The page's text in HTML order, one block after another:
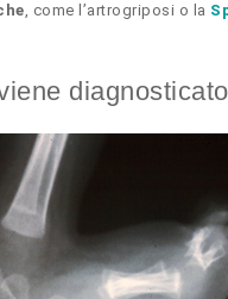
, come l’artrogriposi o la